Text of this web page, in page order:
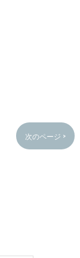
次のページ >